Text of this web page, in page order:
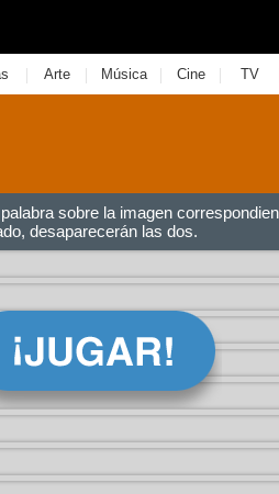
| Arte | Música | Cine | TV
sobre la imagen
desaparecerán las dos.